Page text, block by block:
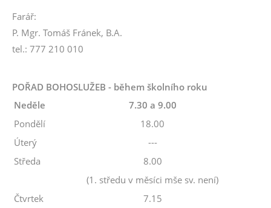
Farář:
P. Mgr. Tomáš Fránek, B.A.
tel.: 777 210 010
POŘAD BOHOSLUŽEB - během školního roku
Neděle
7.30 a 9.00
Pondělí
18.00
Úterý
---
Středa
8.00
(1. středu v měsíci mše sv. není)
Čtvrtek
7.15